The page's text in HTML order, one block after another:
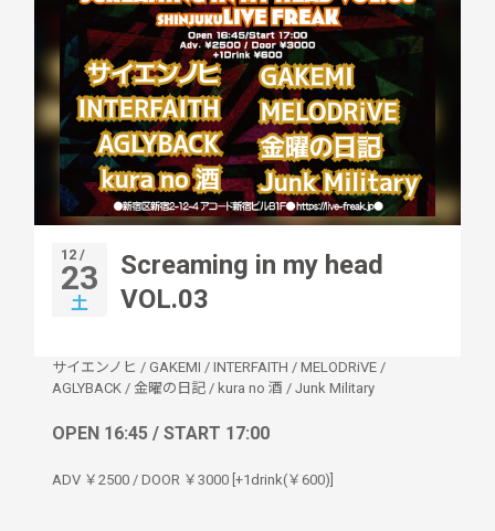
12 /
23
土
Screaming in my head
VOL.03
サイエンノヒ / GAKEMI / INTERFAITH / MELODRiVE /
AGLYBACK / 金曜の日記 / kura no 酒 / Junk Military
OPEN 16:45 / START 17:00
ADV ￥2500 / DOOR ￥3000 [+1drink(￥600)]